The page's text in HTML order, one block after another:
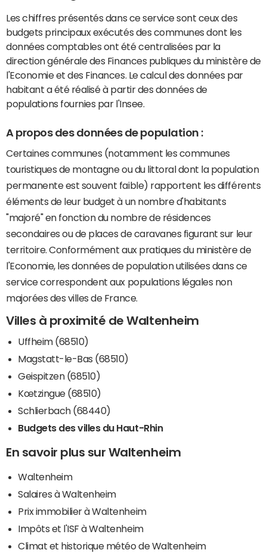
Les chiffres présentés dans ce service sont ceux des
budgets principaux exécutés des communes dont les
données comptables ont été centralisées par la
direction générale des Finances publiques du ministère de
l'Economie et des Finances. Le calcul des données par
habitant a été réalisé à partir des données de
populations fournies par l'Insee.
A propos des données de population :
Certaines communes (notamment les communes
touristiques de montagne ou du littoral dont la population
permanente est souvent faible) rapportent les différents
éléments de leur budget à un nombre d'habitants
"majoré" en fonction du nombre de résidences
secondaires ou de places de caravanes figurant sur leur
territoire. Conformément aux pratiques du ministère de
l'Economie, les données de population utilisées dans ce
service correspondent aux populations légales non
majorées des villes de France.
Villes à proximité de Waltenheim
Uffheim (68510)
Magstatt-le-Bas (68510)
Geispitzen (68510)
Kœtzingue (68510)
Schlierbach (68440)
Budgets des villes du Haut-Rhin
En savoir plus sur Waltenheim
Waltenheim
Salaires à Waltenheim
Prix immobilier à Waltenheim
Impôts et l'ISF à Waltenheim
Climat et historique météo de Waltenheim